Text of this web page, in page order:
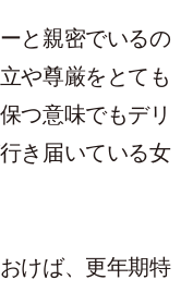
と親密でいるの
や尊厳をとても
つ意味でもデリ
き届いている女
けば、更年期特